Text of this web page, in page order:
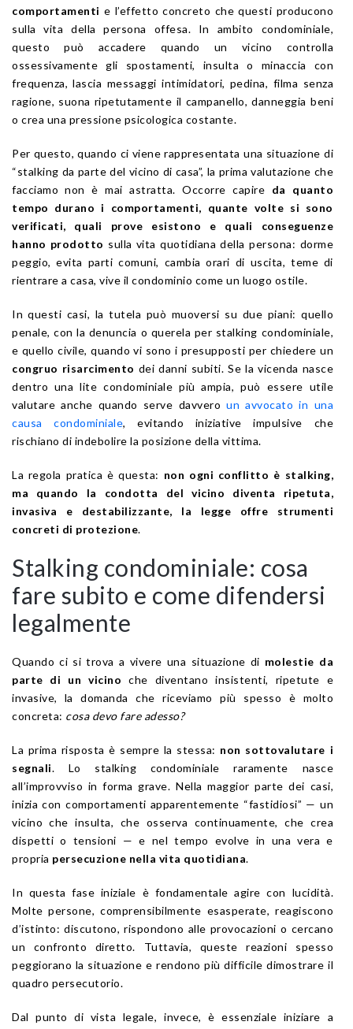
comportamenti e l’effetto concreto che questi producono
sulla vita della persona offesa. In ambito condominiale,
questo può accadere quando un vicino controlla
ossessivamente gli spostamenti, insulta o minaccia con
frequenza, lascia messaggi intimidatori, pedina, filma senza
ragione, suona ripetutamente il campanello, danneggia beni
o crea una pressione psicologica costante.
Per questo, quando ci viene rappresentata una situazione di
“stalking da parte del vicino di casa”, la prima valutazione che
facciamo non è mai astratta. Occorre capire da quanto
tempo durano i comportamenti, quante volte si sono
verificati, quali prove esistono e quali conseguenze
hanno prodotto sulla vita quotidiana della persona: dorme
peggio, evita parti comuni, cambia orari di uscita, teme di
rientrare a casa, vive il condominio come un luogo ostile.
In questi casi, la tutela può muoversi su due piani: quello
penale, con la denuncia o querela per stalking condominiale,
e quello civile, quando vi sono i presupposti per chiedere un
congruo risarcimento dei danni subiti. Se la vicenda nasce
dentro una lite condominiale più ampia, può essere utile
valutare anche quando serve davveroun avvocato in una
causa condominiale, evitando iniziative impulsive che
rischiano di indebolire la posizione della vittima.
La regola pratica è questa: non ogni conflitto è stalking,
ma quando la condotta del vicino diventa ripetuta,
invasiva e destabilizzante, la legge offre strumenti
concreti di protezione.
Stalking condominiale: cosa
fare subito e come difendersi
legalmente
Quando ci si trova a vivere una situazione di molestie da
parte di un vicino che diventano insistenti, ripetute e
invasive, la domanda che riceviamo più spesso è molto
concreta: cosa devo fare adesso?
La prima risposta è sempre la stessa: non sottovalutare i
segnali. Lo stalking condominiale raramente nasce
all’improvviso in forma grave. Nella maggior parte dei casi,
inizia con comportamenti apparentemente “fastidiosi” — un
vicino che insulta, che osserva continuamente, che crea
dispetti o tensioni — e nel tempo evolve in una vera e
propria persecuzione nella vita quotidiana.
In questa fase iniziale è fondamentale agire con lucidità.
Molte persone, comprensibilmente esasperate, reagiscono
d’istinto: discutono, rispondono alle provocazioni o cercano
un confronto diretto. Tuttavia, queste reazioni spesso
peggiorano la situazione e rendono più difficile dimostrare il
quadro persecutorio.
Dal punto di vista legale, invece, è essenziale iniziare a